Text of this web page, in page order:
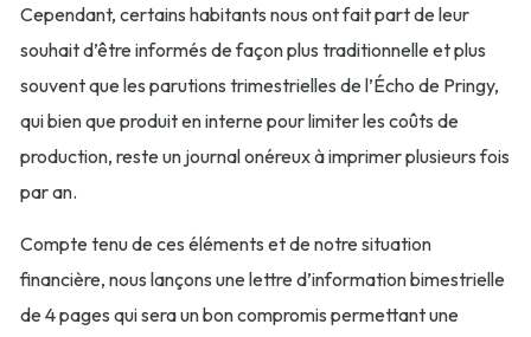
Cependant, certains habitants nous ont fait part de leur
souhait d’être informés de façon plus traditionnelle et plus
souvent que les parutions trimestrielles de l’Écho de Pringy,
qui bien que produit en interne pour limiter les coûts de
production, reste un journal onéreux à imprimer plusieurs fois
par an.
Compte tenu de ces éléments et de notre situation
financière, nous lançons une lettre d’information bimestrielle
de 4 pages qui sera un bon compromis permettant une